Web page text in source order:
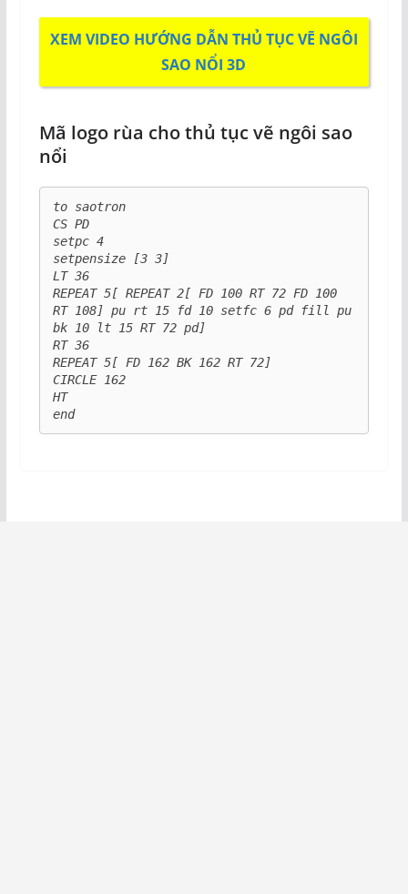
XEM VIDEO HƯỚNG DẪN THỦ TỤC VẼ NGÔI
SAO NỔI 3D
Mã logo rùa cho thủ tục vẽ ngôi sao
nổi
to saotron
CS PD
setpc 4
setpensize [3 3]
LT 36
REPEAT 5[ REPEAT 2[ FD 100 RT 72 FD 100
RT 108] pu rt 15 fd 10 setfc 6 pd fill pu
bk 10 lt 15 RT 72 pd]
RT 36
REPEAT 5[ FD 162 BK 162 RT 72]
CIRCLE 162
HT
end